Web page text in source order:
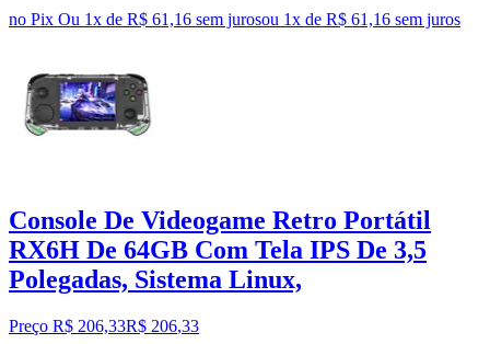
no Pix Ou 1x de R$ 61,16 sem jurosou 1x de R$ 61,16 sem juros
Console De Videogame Retro Portátil
RX6H De 64GB Com Tela IPS De 3,5
Polegadas, Sistema Linux,
Preço R$ 206,33R$ 206,33